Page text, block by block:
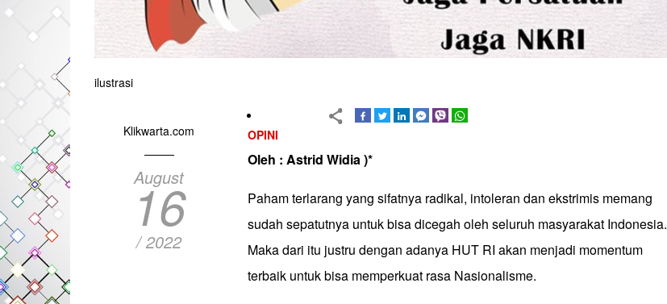
ilustrasi
Klikwarta.com
August
16
/ 2022
OPINI
Oleh : Astrid Widia )*
Paham terlarang yang sifatnya radikal, intoleran dan ekstrimis memang
sudah sepatutnya untuk bisa dicegah oleh seluruh masyarakat Indonesia.
Maka dari itu justru dengan adanya HUT RI akan menjadi momentum
terbaik untuk bisa memperkuat rasa Nasionalisme.